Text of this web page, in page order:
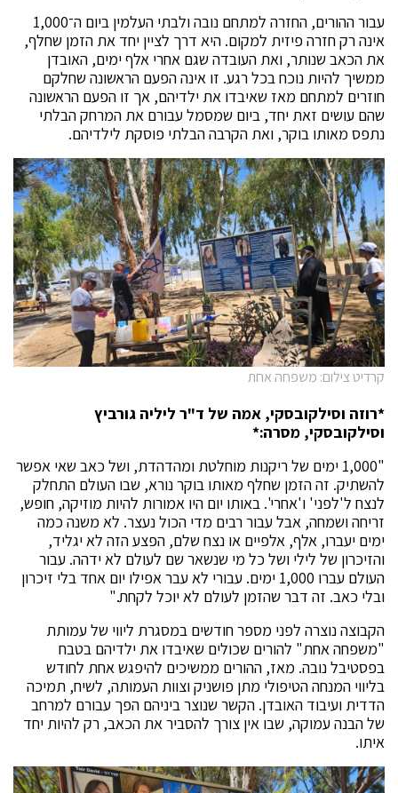
עבור ההורים, החזרה למתחם נובה ולבתי העלמין ביום ה־1,000
אינה רק חזרה פיזית למקום. היא דרך לציין יחד את הזמן שחלף,
את הכאב שנותר, ואת העובדה שגם אחרי אלף ימים, האובדן
ממשיך להיות נוכח בכל רגע. זו אינה הפעם הראשונה שחלקם
חוזרים למתחם מאז שאיבדו את ילדיהם, אך זו הפעם הראשונה
שהם עושים זאת יחד, ביום שמסמל עבורם את המרחק הבלתי
נתפס מאותו בוקר, ואת הקרבה הבלתי פוסקת לילדיהם.
קרדיט צילום: משפחה אחת
*רוזה וסילקובסקי, אמה של ד"ר ליליה גורביץ
וסילקובסקי, מסרה:*
"1,000 ימים של ריקנות מוחלטת ומהדהדת, ושל כאב שאי אפשר
להשתיק. זה הזמן שחלף מאותו בוקר נורא, שבו העולם התחלק
לנצח ל'לפני' ו'אחרי'. באותו יום היו אמורות להיות מוזיקה, חופש,
זריחה ושמחה, אבל עבור רבים מדי הכול נעצר. לא משנה כמה
ימים יעברו, אלף, אלפיים או נצח שלם, הפצע הזה לא יגליד,
והזיכרון של לילי ושל כל מי שנשאר שם לעולם לא ידהה. עבור
העולם עברו 1,000 ימים. עבורי לא עבר אפילו יום אחד בלי זיכרון
ובלי כאב. זה דבר שהזמן לעולם לא יוכל לקחת."
הקבוצה נוצרה לפני מספר חודשים במסגרת ליווי של עמותת
"משפחה אחת" להורים שכולים שאיבדו את ילדיהם בטבח
בפסטיבל נובה. מאז, ההורים ממשיכים להיפגש אחת לחודש
בליווי המנחה הטיפולי מתן פושניק וצוות העמותה, לשיח, תמיכה
הדדית ועיבוד האובדן. הקשר שנוצר ביניהם הפך עבורם למרחב
של הבנה עמוקה, שבו אין צורך להסביר את הכאב, רק להיות יחד
איתו.